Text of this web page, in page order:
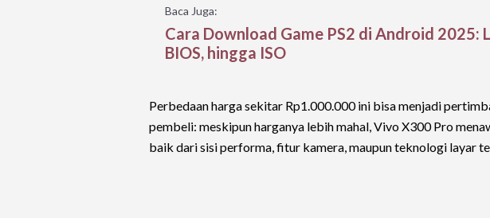
Baca Juga:
Cara Download Game PS2 di Android 2025:
BIOS, hingga ISO
Perbedaan harga sekitar Rp1.000.000 ini bisa menjadi
pembeli: meskipun harganya lebih mahal, Vivo X300 Pro
baik dari sisi performa, fitur kamera, maupun teknologi layar